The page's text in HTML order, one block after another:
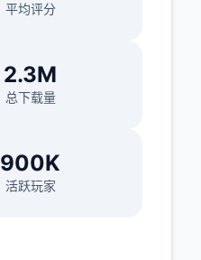
平均评分
2.3M
总下载量
900K
活跃玩家